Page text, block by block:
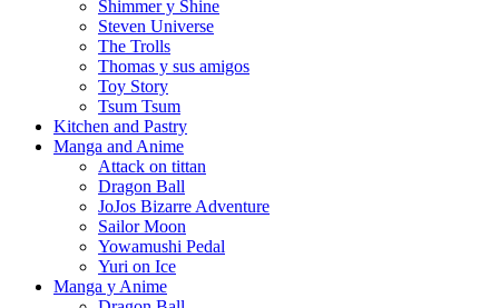
Shimmer y Shine
Steven Universe
The Trolls
Thomas y sus amigos
Toy Story
Tsum Tsum
Kitchen and Pastry
Manga and Anime
Attack on tittan
Dragon Ball
JoJos Bizarre Adventure
Sailor Moon
Yowamushi Pedal
Yuri on Ice
Manga y Anime